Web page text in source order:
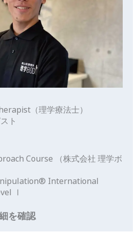
（理学療法士）
ト
Course （株式会社 理学ボ
International
Ⅰ
を確認